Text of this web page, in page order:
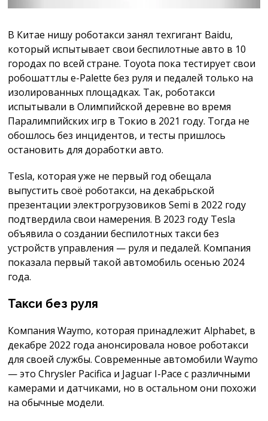
В Китае нишу роботакси занял техгигант Baidu,
который испытывает свои беспилотные авто в 10
городах по всей стране. Toyota пока тестирует свои
робошаттлы e-Palette без руля и педалей только на
изолированных площадках. Так, роботакси
испытывали в Олимпийской деревне во время
Паралимпийских игр в Токио в 2021 году. Тогда не
обошлось без инцидентов, и тесты пришлось
остановить для доработки авто.
Tesla, которая уже не первый год обещала
выпустить своё роботакси, на декабрьской
презентации электрогрузовиков Semi в 2022 году
подтвердила свои намерения. В 2023 году Tesla
объявила о создании беспилотных такси без
устройств управления — руля и педалей. Компания
показала первый такой автомобиль осенью 2024
года.
Такси без руля
Компания Waymo, которая принадлежит Alphabet, в
декабре 2022 года анонсировала новое роботакси
для своей службы. Современные автомобили Waymo
— это Chrysler Pacifica и Jaguar I-Pace с различными
камерами и датчиками, но в остальном они похожи
на обычные модели.